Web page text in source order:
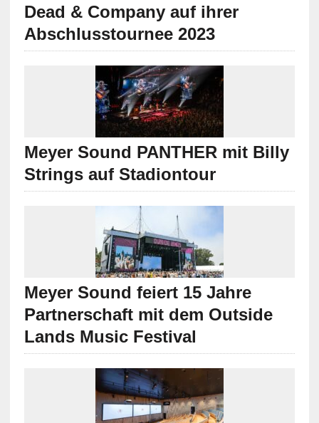
Dead & Company auf ihrer
Abschlusstournee 2023
Meyer Sound PANTHER mit Billy
Strings auf Stadiontour
Meyer Sound feiert 15 Jahre
Partnerschaft mit dem Outside
Lands Music Festival